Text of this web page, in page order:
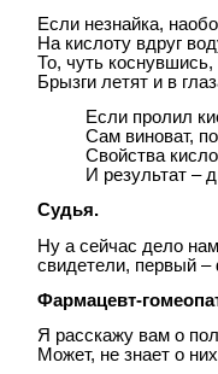
Если незнайка,
На кислоту вдруг
То, чуть коснувшись,
Брызги летят и в
Если пролил
Сам виноват,
Свойства
И результат –
Судья.
Ну а сейчас дело
свидетели, первый –
Фармацевт-
Я расскажу вам о
Может, не знает о